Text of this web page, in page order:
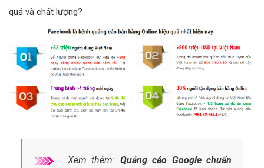
quả và chất lượng?
Xem thêm: Quảng cáo Google chuẩn